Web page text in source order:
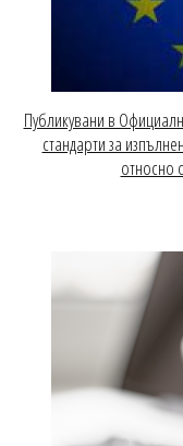
Публикувани в
стандарти за
относно